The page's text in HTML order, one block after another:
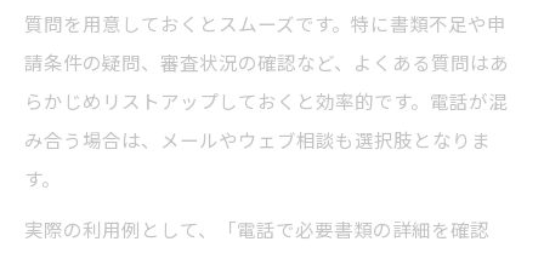
質問を用意しておくとスムーズです。特に書類不足や申
請条件の疑問、審査状況の確認など、よくある質問はあ
らかじめリストアップしておくと効率的です。電話が混
み合う場合は、メールやウェブ相談も選択肢となりま
す。
実際の利用例として、「電話で必要書類の詳細を確認